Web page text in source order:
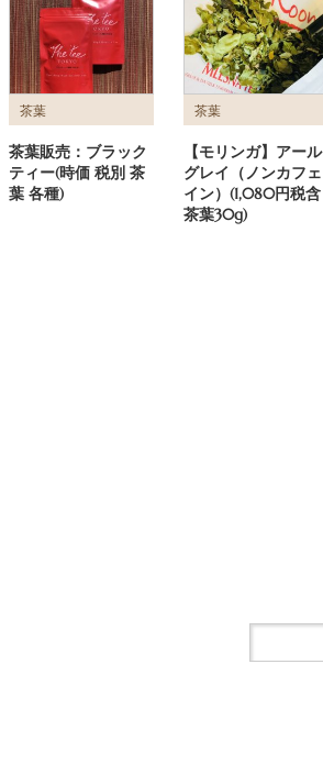
茶葉
茶葉販売：ブラック
ティー(時価 税別 茶
葉 各種)
茶葉
【モリンガ】アール
グレイ（ノンカフェ
イン）(1,080円税含
茶葉30g)